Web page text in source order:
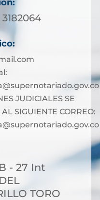
JUDICIALES SE
SIGUIENTE CORREO:
- 27 Int
TORO